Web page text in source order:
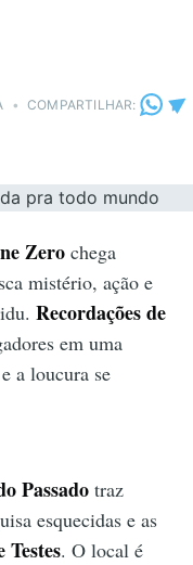
• COMPARTILHAR:
Zero chega
mistério, ação e
Recordações de
em uma
a loucura se
Passado traz
esquecidas e as
Testes. O local é